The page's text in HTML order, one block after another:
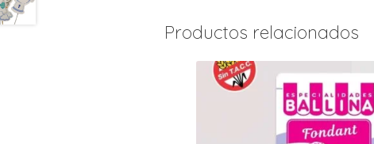
Productos relacionados